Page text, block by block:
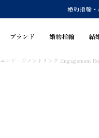
婚約指輪
ブランド 婚約指輪 結
エンゲージメントリング Engagement